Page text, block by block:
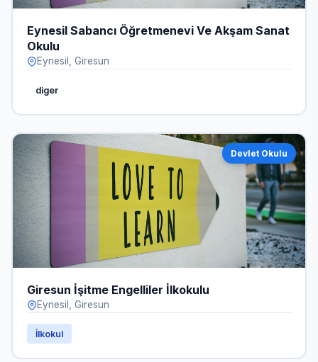
Eynesil Sabancı Öğretmenevi Ve Akşam Sanat
Okulu
Eynesil, Giresun
diger
Devlet Okulu
Giresun İşitme Engelliler İlkokulu
Eynesil, Giresun
İlkokul